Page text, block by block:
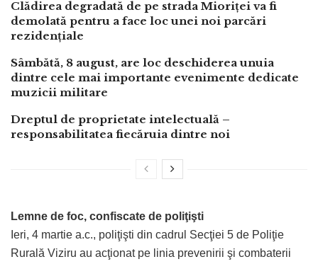
Clădirea degradată de pe strada Mioriței va fi
demolată pentru a face loc unei noi parcări
rezidențiale
Sâmbătă, 8 august, are loc deschiderea unuia
dintre cele mai importante evenimente dedicate
muzicii militare
Dreptul de proprietate intelectuală –
responsabilitatea fiecăruia dintre noi
Lemne de foc, confiscate de poliţişti
Ieri, 4 martie a.c., poliţişti din cadrul Secţiei 5 de Poliţie
Rurală Viziru au acţionat pe linia prevenirii şi combaterii